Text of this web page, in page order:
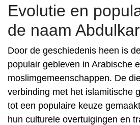
Evolutie en
de naam
Door de geschiedenis heen is
populair gebleven in Arabische
moslimgemeenschappen. De
verbinding met het islamitische
tot een populaire keuze
hun culturele overtuigingen en